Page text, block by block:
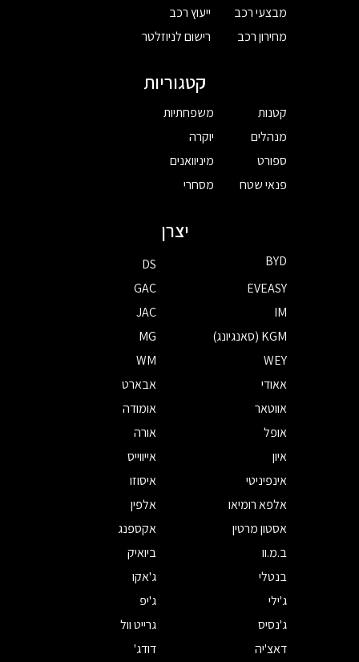
מבצעי רכב
מחירון רכב
ייעוץ רכב
רישום לניוזלטר
קטגוריות
קטנות
מנהלים
ספורט
פנאי שטח
משפחתיות
יוקרה
מיניוואנים
מסחרי
יצרן
BYD
DS
EVEASY
GAC
IM
JAC
KGM (סאנגיונג)
MG
WEY
WM
אאודי
אבארט
אווטאר
אומודה
אופל
אורה
איון
אייווייס
אינפיניטי
איסוזו
אלפא רומיאו
אלפין
אסטון מרטין
אקספנג
ב.מ.וו
ביואיק
בנטלי
ג'אקו
ג'ילי
ג'יפ
ג'נסיס
גרייט וול
דאצ'יה
דודג'